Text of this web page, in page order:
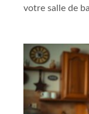
votre salle de